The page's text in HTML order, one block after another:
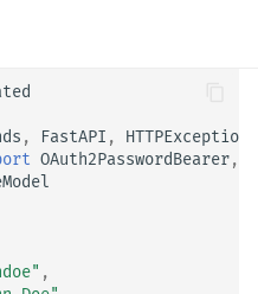
, FastAPI , HTTPException
OAuth2PasswordBearer,
,